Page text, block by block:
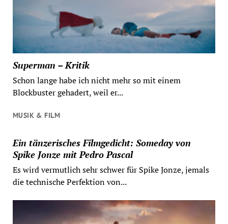
Superman – Kritik
Schon lange habe ich nicht mehr so mit einem
Blockbuster gehadert, weil er...
MUSIK & FILM
Ein tänzerisches Filmgedicht: Someday von
Spike Jonze mit Pedro Pascal
Es wird vermutlich sehr schwer für Spike Jonze, jemals
die technische Perfektion von...